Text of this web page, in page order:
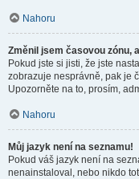
Nahoru
Změnil jsem časovou zónu,
Pokud jste si jisti, že jste
zobrazuje nesprávně, pak je
Upozorněte na to, prosím,
Nahoru
Můj jazyk není na seznamu!
Pokud váš jazyk není na
nenainstaloval, nebo nikdo